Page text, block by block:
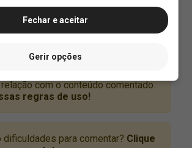
Fechar e aceitar
Gerir opções